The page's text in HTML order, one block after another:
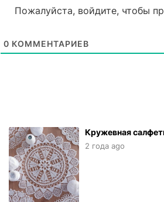
Пожалуйста, войдите, чтобы
0 КОММЕНТАРИЕВ
Кружевная
2 года ago